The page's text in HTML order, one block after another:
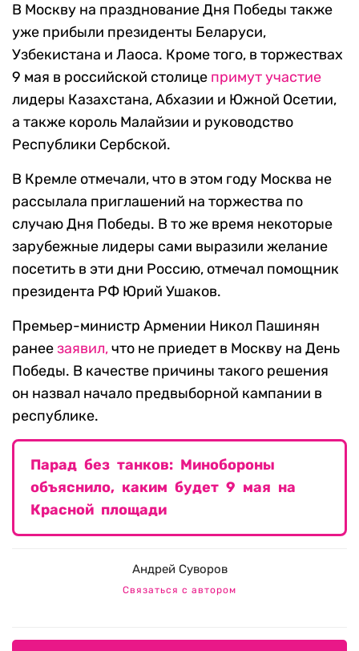
В Москву на празднование Дня Победы также
уже прибыли президенты Беларуси,
Узбекистана и Лаоса. Кроме того, в торжествах
9 мая в российской столице примутучастие
лидеры Казахстана, Абхазии и Южной Осетии,
а также король Малайзии и руководство
Республики Сербской.
В Кремле отмечали, что в этом году Москва не
рассылала приглашений на торжества по
случаю Дня Победы. В то же время некоторые
зарубежные лидеры сами выразили желание
посетить в эти дни Россию, отмечал помощник
президента РФ Юрий Ушаков.
Премьер-министр Армении Никол Пашинян
ранеезаявил,что не приедет в Москву на День
Победы. В качестве причины такого решения
он назвал начало предвыборной кампании в
республике.
Парад без танков: Минобороны
объяснило, каким будет 9 мая на
Красной площади
Андрей Суворов
Связаться с автором